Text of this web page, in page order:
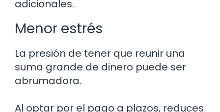
adicionales.
Menor estrés
La presión de tener que reunir una
suma grande de dinero puede ser
abrumadora.
Al optar por el pago a plazos, reduces